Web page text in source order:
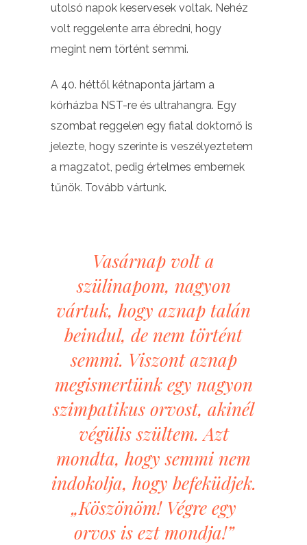
utolsó napok keservesek voltak. Nehéz
volt reggelente arra ébredni, hogy
megint nem történt semmi.
A 40. héttől kétnaponta jártam a
kórházba NST-re és ultrahangra. Egy
szombat reggelen egy fiatal doktornő is
jelezte, hogy szerinte is veszélyeztetem
a magzatot, pedig értelmes embernek
tűnök. Tovább vártunk.
Vasárnap volt a
szülinapom, nagyon
vártuk, hogy aznap talán
beindul, de nem történt
semmi. Viszont aznap
megismertünk egy nagyon
szimpatikus orvost, akinél
végülis szültem. Azt
mondta, hogy semmi nem
indokolja, hogy befeküdjek.
„Köszönöm! Végre egy
orvos is ezt mondja!”